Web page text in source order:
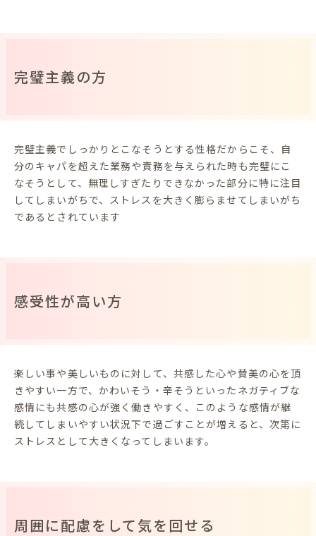
完璧主義の方
完璧主義でしっかりとこなそうとする性格だからこそ、自
分のキャパを超えた業務や責務を与えられた時も完璧にこ
なそうとして、無理しすぎたりできなかった部分に特に注目
してしまいがちで、ストレスを大きく膨らませてしまいがち
であるとされています
感受性が高い方
楽しい事や美しいものに対して、共感した心や賛美の心を頂
きやすい一方で、かわいそう・辛そうといったネガティブな
感情にも共感の心が強く働きやすく、このような感情が継
続してしまいやすい状況下で過ごすことが増えると、次第に
ストレスとして大きくなってしまいます。
周囲に配慮をして気を回せる